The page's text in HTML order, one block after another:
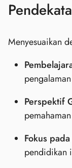
Menyesuaikan
Perspektif
Fokus
pendidikan